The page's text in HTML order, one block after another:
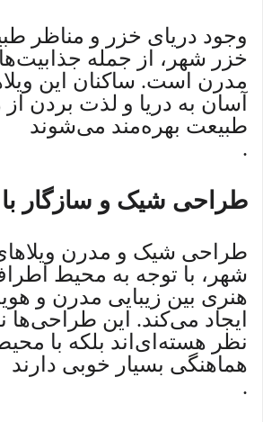
وجود دریای خزر و مناظر
خزر شهر، از جمله
مدرن است. ساکنان این
آسان به دریا و لذت بردن از
طبیعت بهره‌مند می‌شوند
.
طراحی شیک و سازگار
طراحی شیک و مدرن
شهر، با توجه به محیط
هنری بین زیبایی مدرن و
ایجاد می‌کند. این طراحی‌ها
نظر هسته‌ای‌اند بلکه با
هماهنگی بسیار خوبی دارند
.